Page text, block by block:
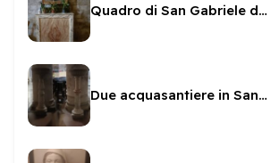
Quadro di San Gabriele dell'Addolorata
Due acquasantiere in San Gregorio